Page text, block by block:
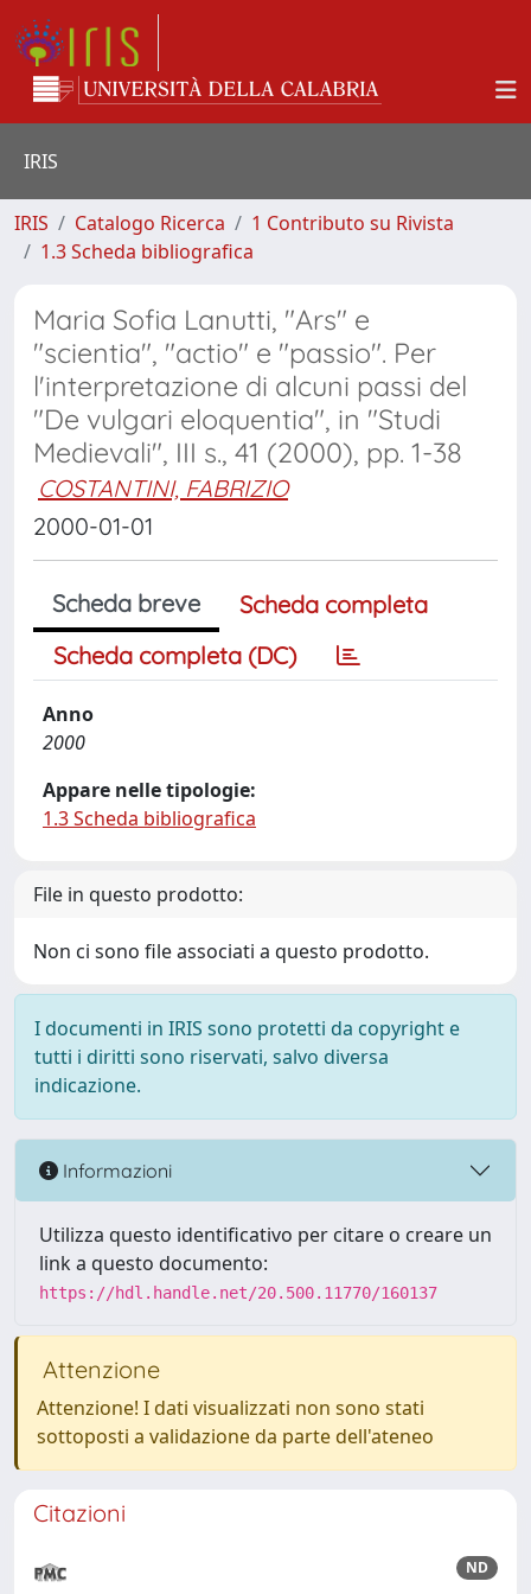
IRIS
IRIS Catalogo Ricerca
1 Contributo su Rivista
1.3 Scheda bibliografica
Maria Sofia Lanutti, "Ars" e
"scientia", "actio" e "passio". Per
l'interpretazione di alcuni passi del
"De vulgari eloquentia", in "Studi
Medievali", III s., 41 (2000), pp. 1-38
COSTANTINI, FABRIZIO
2000-01-01
Scheda breve
Scheda completa
Scheda completa (DC)
Anno
2000
Appare nelle tipologie:
1.3 Scheda bibliografica
File in questo prodotto:
Non ci sono file associati a questo prodotto.
I documenti in IRIS sono protetti da copyright e
tutti i diritti sono riservati, salvo diversa
indicazione.
Informazioni
Utilizza questo identificativo per citare o creare un
link a questo documento:
https://hdl.handle.net/20.500.11770/160137
Attenzione
Attenzione! I dati visualizzati non sono stati
sottoposti a validazione da parte dell'ateneo
Citazioni
ND